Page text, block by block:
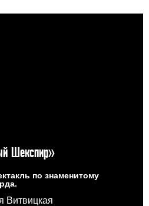
Шекспир»
по знаменитому
Витвицкая